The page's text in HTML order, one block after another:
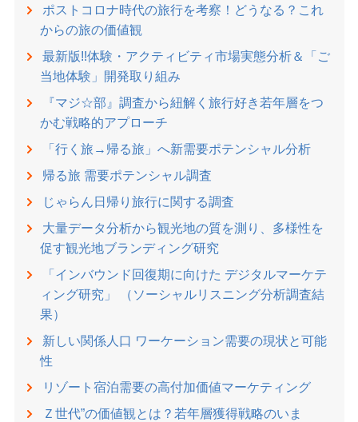
ポストコロナ時代の旅行を考察！どうなる？これ
からの旅の価値観
最新版!!体験・アクティビティ市場実態分析＆「ご
当地体験」開発取り組み
『マジ☆部』調査から紐解く旅行好き若年層をつ
かむ戦略的アプローチ
「行く旅→帰る旅」へ新需要ポテンシャル分析
帰る旅 需要ポテンシャル調査
じゃらん日帰り旅行に関する調査
大量データ分析から観光地の質を測り、多様性を
促す観光地ブランディング研究
「インバウンド回復期に向けた デジタルマーケテ
ィング研究」 （ソーシャルリスニング分析調査結
果）
新しい関係人口 ワーケーション需要の現状と可能
性
リゾート宿泊需要の高付加価値マーケティング
Ｚ世代”の価値観とは？若年層獲得戦略のいま